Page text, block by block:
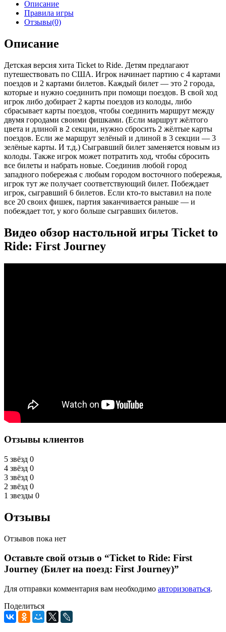
Описание
Правила игры
Отзывы(0)
Описание
Детская версия хита Ticket to Ride. Детям предлагают
путешествовать по США. Игрок начинает партию с 4 картами
поездов и 2 картами билетов. Каждый билет — это 2 города,
которые и нужно соединить при помощи поездов. В свой ход
игрок либо добирает 2 карты поездов из колоды, либо
сбрасывает карты поездов, чтобы соединить маршрут между
двумя городами своими фишками. (Если маршрут жёлтого
цвета и длиной в 2 секции, нужно сбросить 2 жёлтые карты
поездов. Если же маршрут зелёный и длиной в 3 секции — 3
зелёные карты. И т.д.) Сыгравший билет заменяется новым из
колоды. Также игрок может потратить ход, чтобы сбросить
все билеты и набрать новые. Соединив любой город
западного побережья с любым городом восточного побережья,
игрок тут же получает соответствующий билет. Побеждает
игрок, сыгравший 6 билетов. Если кто-то выставил на поле
все 20 своих фишек, партия заканчивается раньше — и
побеждает тот, у кого больше сыгравших билетов.
Видео обзор настольной игры Ticket to
Ride: First Journey
Отзывы клиентов
5 звёзд 0
4 звёзд 0
3 звёзд 0
2 звёзд 0
1 звезды 0
Отзывы
Отзывов пока нет
Оставьте свой отзыв о “Ticket to Ride: First
Journey (Билет на поезд: First Journey)”
Для отправки комментария вам необходимо авторизоваться.
Поделиться